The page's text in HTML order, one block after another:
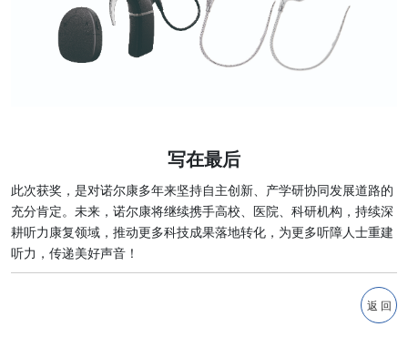
写在最后
此次获奖，是对诺尔康多年来坚持自主创新、产学研协同发展道路的
充分肯定。未来，诺尔康将继续携手高校、医院、科研机构，持续深
耕听力康复领域，推动更多科技成果落地转化，为更多听障人士重建
听力，传递美好声音！
返 回